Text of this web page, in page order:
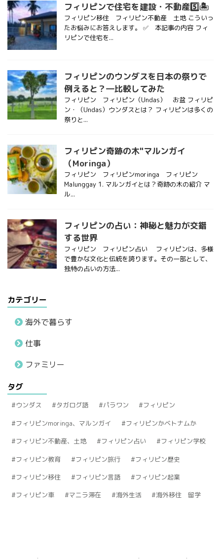
フィリピンで住宅を建設・不動産5️⃣🏝
フィリピン移住 フィリピン不動産 土地 こういっ
たお悩みにお答えします。 ✅ 本記事の内容 フィ
リピンで住宅を...
フィリピンのウンダスを日本の祭りで
例えると？―比較してみた
フィリピン フィリピン（Undas） お盆 フィリピ
ン・（Undas）ウンダスとは？ フィリピンは多くの
祭りと...
フィリピン奇跡の木"マルンガイ
（Moringa）
フィリピン フィリピンmoringa フィリピン
Malunggay 1. マルンガイとは？奇跡の木の紹介 マ
ル...
フィリピンの占い：神秘と魅力が交錯
する世界
フィリピン フィリピン占い フィリピンは、多様
で豊かな文化と伝統を誇ります。その一部として、
独特の占いの方法...
カテゴリー
海外で暮らす
仕事
ファミリー
タグ
ウンダス タガログ語 パラワン フィリピン
フィリピンmoringa、マルンガイ フィリピンかベトナムか
フィリピン不動産、土地 フィリピン占い フィリピン学校
フィリピン教育 フィリピン旅行 フィリピン歴史
フィリピン移住 フィリピン言語 フィリピン起業
フィリピン車 マニラ滞在 海外生活 海外移住 留学